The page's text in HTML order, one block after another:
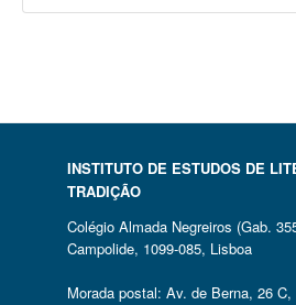
INSTITUTO DE ESTUDOS DE
TRADIÇÃO
Colégio Almada Negreiros (Gab.
Campolide, 1099-085, Lisboa
Morada postal: Av. de Berna, 26